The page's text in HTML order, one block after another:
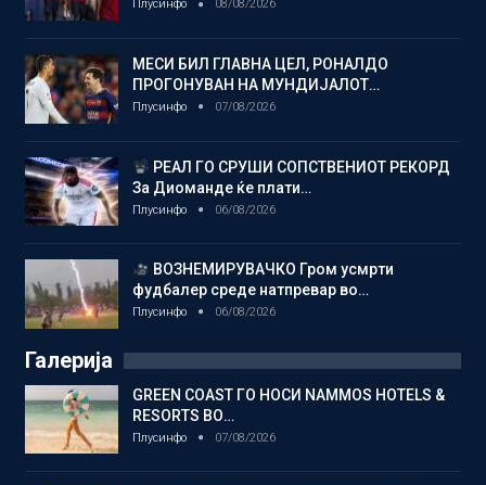
Плусинфо 08/08/2026
МЕСИ БИЛ ГЛАВНА ЦЕЛ, РОНАЛДО
ПРОГОНУВАН НА МУНДИЈАЛОТ…
Плусинфо 07/08/2026
РЕАЛ ГО СРУШИ СОПСТВЕНИОТ РЕКОРД
За Диоманде ќе плати…
Плусинфо 06/08/2026
ВОЗНЕМИРУВАЧКО Гром усмрти
фудбалер среде натпревар во…
Плусинфо 06/08/2026
Галерија
GREEN COAST ГО НОСИ NAMMOS HOTELS &
RESORTS ВО…
Плусинфо 07/08/2026